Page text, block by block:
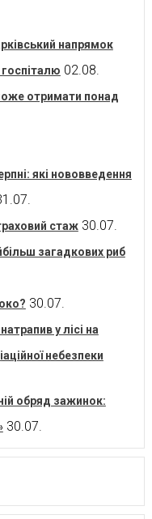
напрямок
02.08.
отримати понад
які нововведення
стаж 30.07.
загадкових риб
30.07.
у лісі на
небезпеки
обряд зажинок:
30.07.